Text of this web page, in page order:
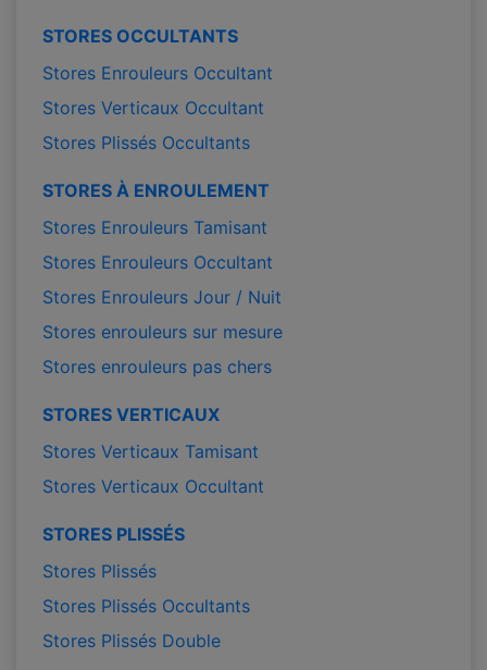
STORES OCCULTANTS
Stores Enrouleurs Occultant
Stores Verticaux Occultant
Stores Plissés Occultants
STORES À ENROULEMENT
Stores Enrouleurs Tamisant
Stores Enrouleurs Occultant
Stores Enrouleurs Jour / Nuit
Stores enrouleurs sur mesure
Stores enrouleurs pas chers
STORES VERTICAUX
Stores Verticaux Tamisant
Stores Verticaux Occultant
STORES PLISSÉS
Stores Plissés
Stores Plissés Occultants
Stores Plissés Double